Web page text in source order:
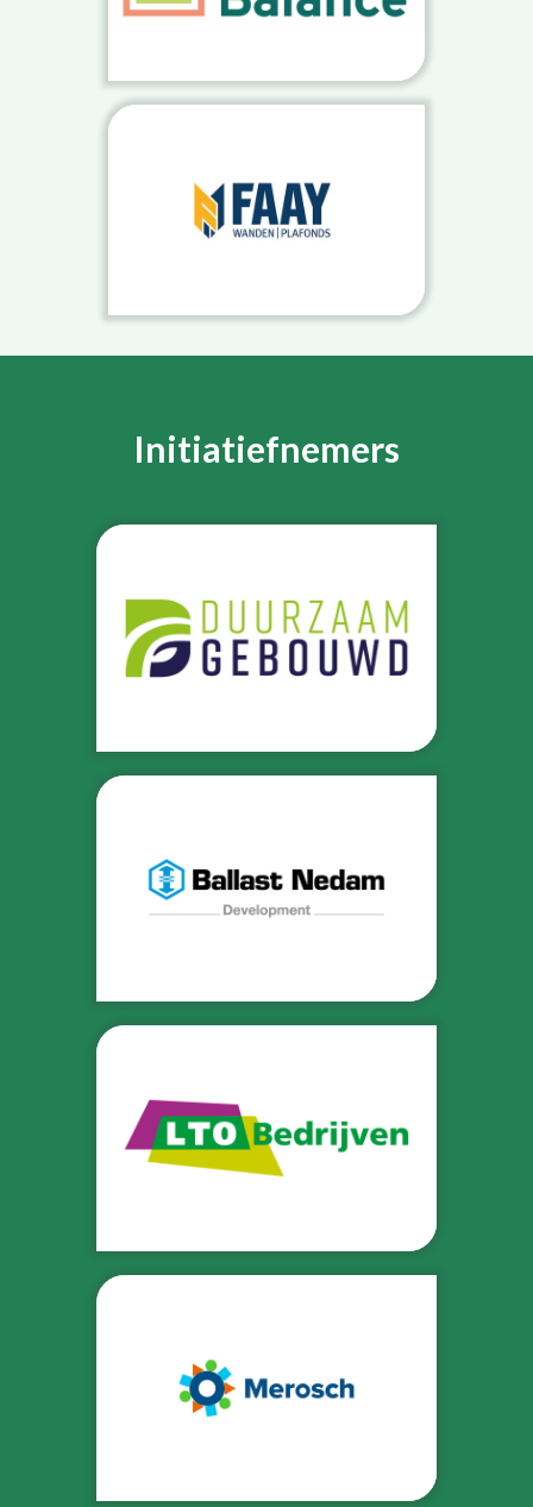
Initiatiefnemers